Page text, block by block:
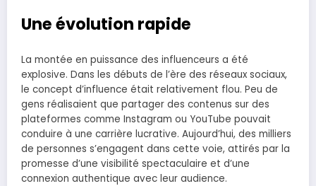
Une évolution rapide
La montée en puissance des influenceurs a été
explosive. Dans les débuts de l’ère des réseaux sociaux,
le concept d’influence était relativement flou. Peu de
gens réalisaient que partager des contenus sur des
plateformes comme Instagram ou YouTube pouvait
conduire à une carrière lucrative. Aujourd’hui, des milliers
de personnes s’engagent dans cette voie, attirés par la
promesse d’une visibilité spectaculaire et d’une
connexion authentique avec leur audience.